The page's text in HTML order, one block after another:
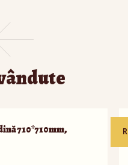
710*710mm,